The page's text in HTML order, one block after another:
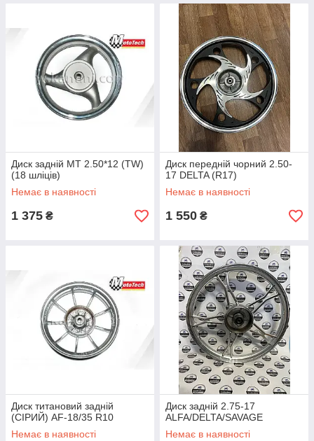
Диск задній MT 2.50*12 (TW)
(18 шліців)
Немає в наявності
1 375 ₴
Диск передній чорний 2.50-
17 DELTA (R17)
Немає в наявності
1 550 ₴
Диск титановий задній
(СІРИЙ) AF-18/35 R10
Немає в наявності
Диск задній 2.75-17
ALFA/DELTA/SAVAGE
Немає в наявності